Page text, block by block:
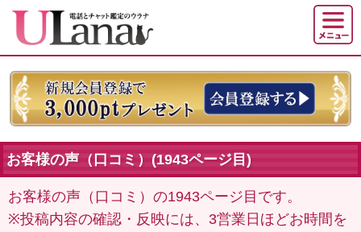
お客様の声（口コミ）(1943ページ目)
お客様の声（口コミ）の1943ページ目です。
※投稿内容の確認・反映には、3営業日ほどお時間を